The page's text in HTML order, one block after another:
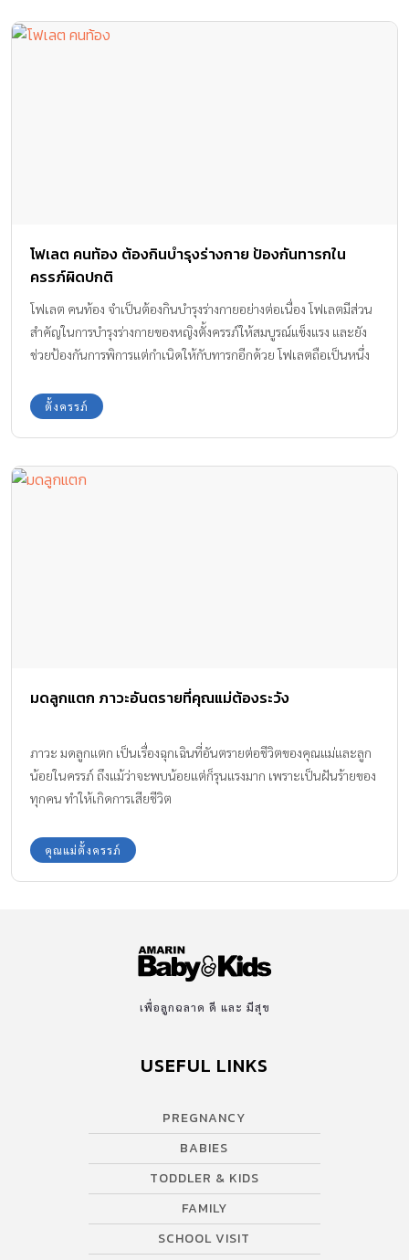
โฟเลต คนท้อง ต้องกินบำรุงร่างกาย ป้องกันทารกใน
ครรภ์ผิดปกติ
โฟเลต คนท้อง จำเป็นต้องกินบำรุงร่างกายอย่างต่อเนื่อง โฟเลตมีส่วน
สำคัญในการบำรุงร่างกายของหญิงตั้งครรภ์ให้สมบูรณ์แข็งแรง และยัง
ช่วยป้องกันการพิการแต่กำเนิดให้กับทารกอีกด้วย โฟเลตถือเป็นหนึ่ง
สุขภาพดีตลอด 9 เดือน
ตั้งครรภ์
มดลูกแตก ภาวะอันตรายที่คุณแม่ต้องระวัง
ภาวะ มดลูกแตก เป็นเรื่องฉุกเฉินที่อันตรายต่อชีวิตของคุณแม่และลูก
น้อยในครรภ์ ถึงแม้ว่าจะพบน้อยแต่ก็รุนแรงมาก เพราะเป็นฝันร้ายของ
ทุกคน ทำให้เกิดการเสียชีวิต
คุณแม่ตั้งครรภ์
เพื่อลูกฉลาด ดี และ มีสุข
USEFUL LINKS
PREGNANCY
BABIES
TODDLER & KIDS
FAMILY
SCHOOL VISIT